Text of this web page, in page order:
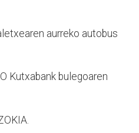
aurreko autobus
Kutxabank bulegoaren